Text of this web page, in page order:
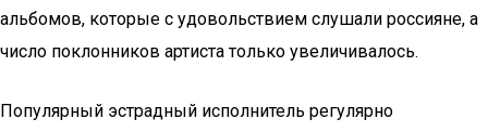
альбомов, которые с удовольствием слушали россияне, а
число поклонников артиста только увеличивалось.
Популярный эстрадный исполнитель регулярно